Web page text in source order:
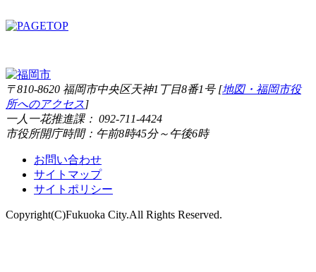
〒810-8620 福岡市中央区天神1丁目8番1号 [地図・福岡市役
所へのアクセス]
一人一花推進課： 092-711-4424
市役所開庁時間：午前8時45分～午後6時
お問い合わせ
サイトマップ
サイトポリシー
Copyright(C)Fukuoka City.All Rights Reserved.